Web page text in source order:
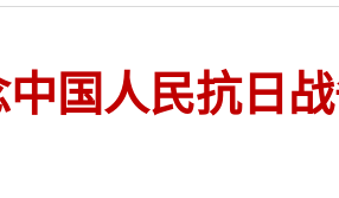
中国人民抗日